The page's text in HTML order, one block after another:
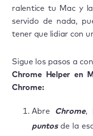
ralentice tu Mac y
servido de nada,
tener que lidiar con
Sigue los pasos a
Chrome Helper en
Chrome:
Abre Chrome,
puntosde la